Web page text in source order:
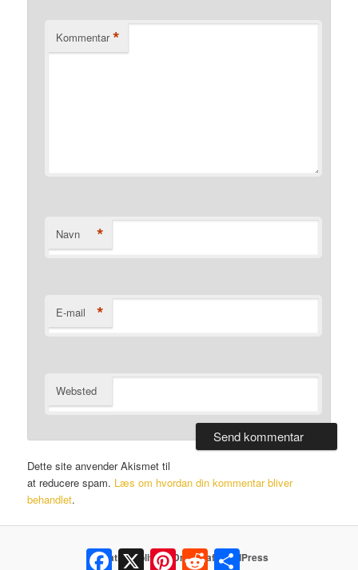
Kommentar *
Navn *
E-mail *
Websted
Dette site anvender Akismet til
at reducere spam. Læs om hvordan din kommentar bliver
behandlet.
Privatlivspolitik Drevet af WordPress
Facebook
X PinterestReddit Share